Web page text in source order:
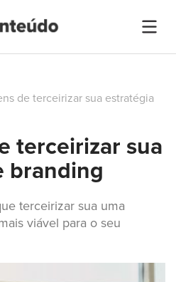
de terceirizar sua estratégia
terceirizar sua
branding
terceirizar sua uma
viável para o seu